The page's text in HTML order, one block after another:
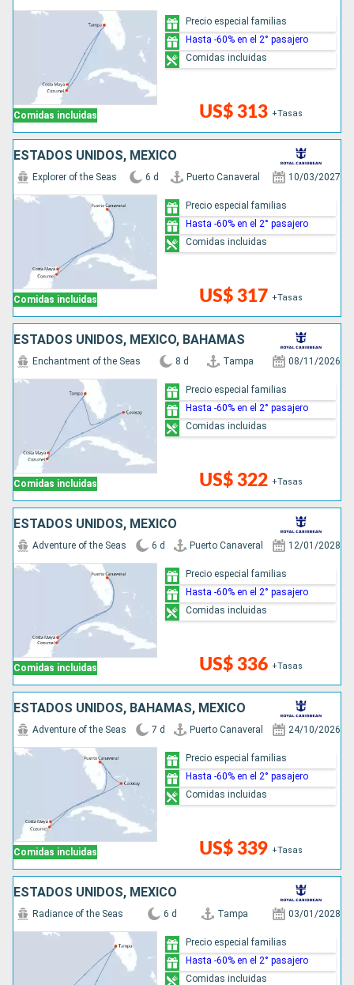
Comidas incluidas US$ 313 +Tasas
Precio especial familias
Hasta -60% en el 2° pasajero
Comidas incluidas
ESTADOS UNIDOS, MÉXICO
Comidas incluidas
Explorer of the Seas 6 d Puerto Canaveral 10/03/2027
US$ 317 +Tasas
Precio especial familias
Hasta -60% en el 2° pasajero
Comidas incluidas
ESTADOS UNIDOS, MÉXICO, BAHAMAS
Comidas incluidas
Enchantment of the Seas 8 d Tampa 08/11/2026
US$ 322 +Tasas
Precio especial familias
Hasta -60% en el 2° pasajero
Comidas incluidas
ESTADOS UNIDOS, MÉXICO
Comidas incluidas
Adventure of the Seas 6 d Puerto Canaveral 12/01/2028
US$ 336 +Tasas
Precio especial familias
Hasta -60% en el 2° pasajero
Comidas incluidas
ESTADOS UNIDOS, BAHAMAS, MÉXICO
Comidas incluidas
Adventure of the Seas 7 d Puerto Canaveral 24/10/2026
US$ 339 +Tasas
Precio especial familias
Hasta -60% en el 2° pasajero
Comidas incluidas
ESTADOS UNIDOS, MÉXICO
Radiance of the Seas 6 d Tampa 03/01/2028
Precio especial familias
Hasta -60% en el 2° pasajero
Comidas incluidas